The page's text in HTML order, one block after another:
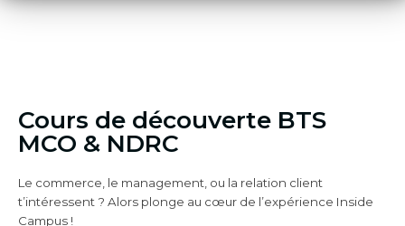
Cours de découverte BTS
MCO & NDRC
Le commerce, le management, ou la relation client
t’intéressent ? Alors plonge au cœur de l’expérience Inside
Campus !